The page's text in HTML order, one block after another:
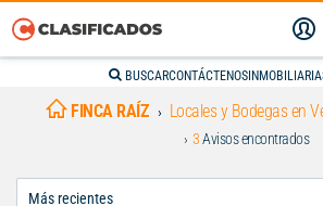
BUSCARCONTÁCTENOS
FINCA RAÍZ Locales y Bodegas en
3Avisos encontrados